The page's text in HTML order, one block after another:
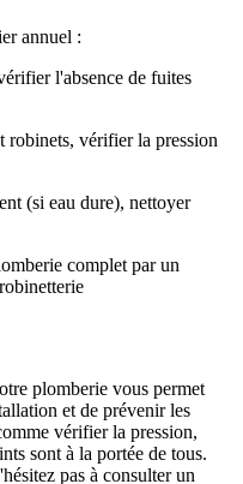
annuel :
l'absence de fuites
robinets, vérifier la pression
(si eau dure), nettoyer
complet par un
plomberie vous permet
et de prévenir les
vérifier la pression,
sont à la portée de tous.
pas à consulter un